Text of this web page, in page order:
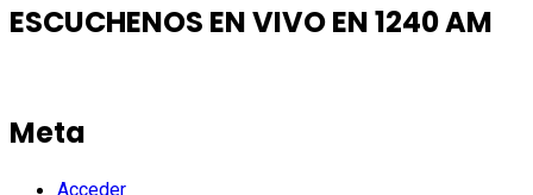
ESCUCHENOS EN VIVO EN 1240 AM
Meta
Acceder